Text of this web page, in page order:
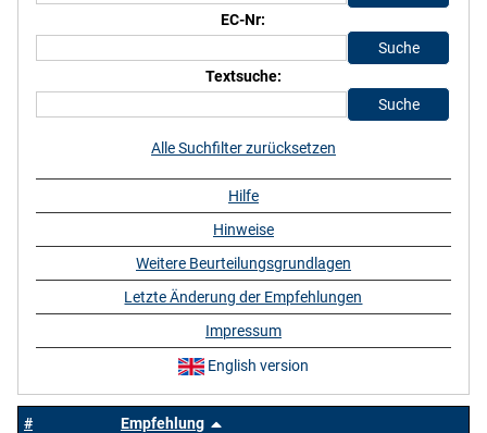
#
Empfehlung
EC-Nr:
Textsuche:
Alle Suchfilter zurücksetzen
Hilfe
Hinweise
Weitere Beurteilungsgrundlagen
Letzte Änderung der Empfehlungen
Impressum
English version